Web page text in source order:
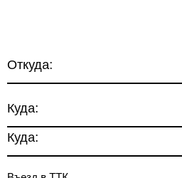
Откуда:
Куда:
Куда: